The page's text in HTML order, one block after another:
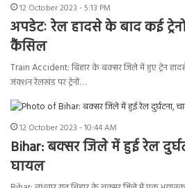
12 October 2023 - 5:13 PM
अपडेटः रेल हादसे के बाद कई
कैंसिल
Train Accident: बिहार के बक्सर जिले में हुए ट्रेन
जंक्शन रेलखंड पर ट्रेनों…
12 October 2023 - 10:44 AM
Bihar: बक्सर जिले में हुई रेल
घायल